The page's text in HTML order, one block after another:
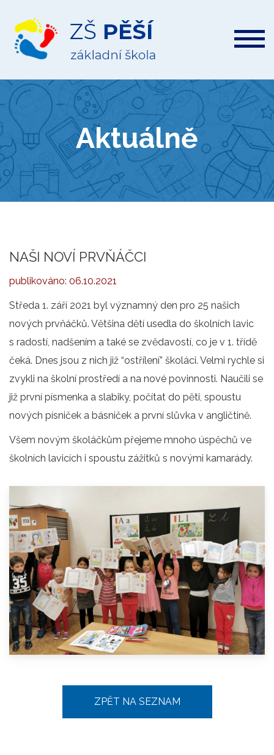
ZŠ
Pěší
Aktuálně
NAŠI NOVÍ PRVŇÁČCI
publikováno: 06.10.2021
Středa 1. září 2021 byl významný den pro 25 našich
nových prvňáčků. Většina dětí usedla do školních lavic
s radostí, nadšením a také se zvědavostí, co je v 1. třídě
čeká. Dnes jsou z nich již “ostřílení” školáci. Velmi rychle si
zvykli na školní prostředí a na nové povinnosti. Naučili se
již první písmenka a slabiky, počítat do pěti, spoustu
nových písniček a básniček a první slůvka v angličtině.
Všem novým školáčkům přejeme mnoho úspěchů ve
školních lavicích i spoustu zážitků s novými kamarády.
ZPĚT NA SEZNAM